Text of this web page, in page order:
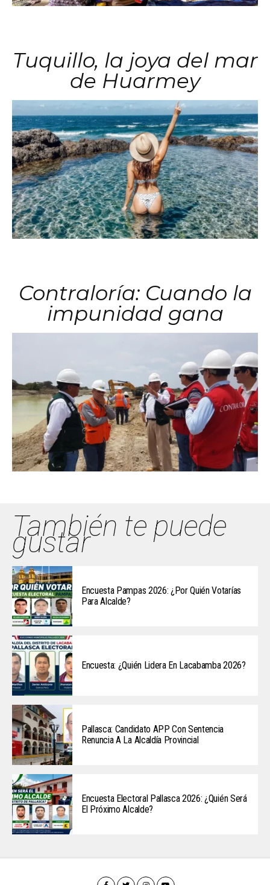
Tuquillo, la joya del mar
de Huarmey
Contraloría: Cuando la
impunidad gana
También te puede
gustar
Encuesta Pampas 2026: ¿Por Quién Votarías
Para Alcalde?
Encuesta: ¿Quién Lidera En Lacabamba 2026?
Pallasca: Candidato APP Con Sentencia
Renuncia A La Alcaldía Provincial
Encuesta Electoral Pallasca 2026: ¿Quién Será
El Próximo Alcalde?